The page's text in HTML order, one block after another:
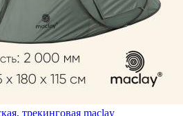
трекинговая maclay